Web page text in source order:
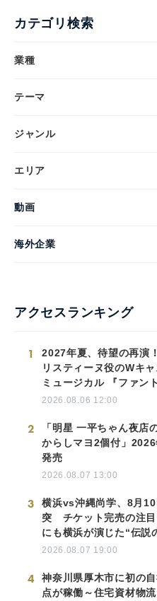
カテゴリ検索
業種
テーマ
ジャンル
エリア
動画
海外企業
アクセスランキング
1
2027年夏、待望の再演
リスティーヌ役のWキ
ミュージカル 『ファン
2026.08.06 12:00
2
「明星 一平ちゃん夜店
からしマヨ2個付」
発売
2026.08.07 13:00
3
横浜vs沖縄尚学、8月
突 チケット完売の注
にも横浜が演じた“伝説
2026.08.07 19:00
4
神奈川県厚木市に初の
点が稼働～住宅資材物